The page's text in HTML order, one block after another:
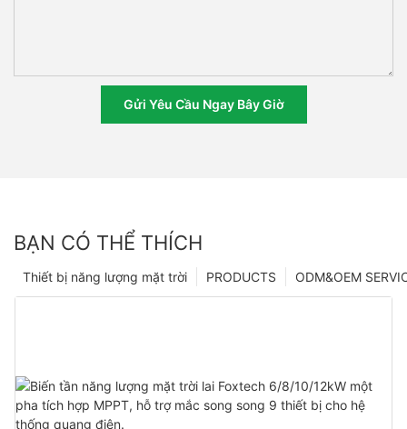
Gửi Yêu Cầu Ngay Bây Giờ
BẠN CÓ THỂ THÍCH
ODM&OEM
PRODUCTS
Thiết bị năng lượng mặt trời